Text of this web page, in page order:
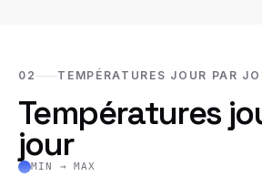
02 TEMPÉRATURES JOUR PAR
Températures
jour
MIN → MAX